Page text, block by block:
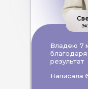
Владею 7
результат
Написала